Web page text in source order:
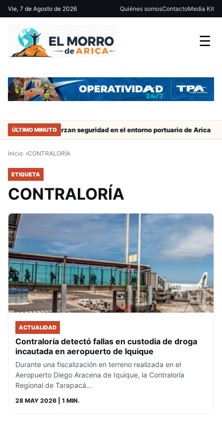
Vie, 7 de Agosto de 2026 Quiénes somosContactoMedia Kit
☰
ÚLTIMO MINUTORefuerzan seguridad en el entorno portuario de Arica
Inicio CONTRALORÍA
ETIQUETA
CONTRALORÍA
ACTUALIDAD
Contraloría detectó fallas en custodia de droga
incautada en aeropuerto de Iquique
Durante una fiscalización en terreno realizada en el
Aeropuerto Diego Aracena de Iquique, la Contraloría
Regional de Tarapacá…
28 MAY 2026 | 1 MIN.